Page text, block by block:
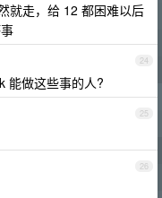
就走，给 12 都困难以后
24
能做这些事的人?
25
26